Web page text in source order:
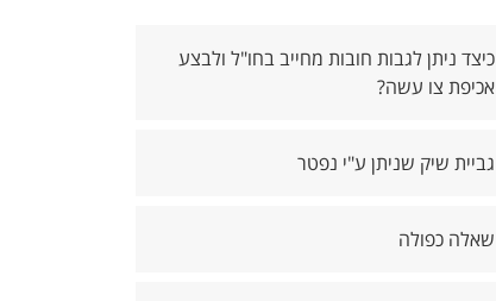
כיצד ניתן לגבות חובות מחייב בחו"ל ולבצע
אכיפת צו עשה?
גביית שיק שניתן ע"י נפטר
שאלה כפולה